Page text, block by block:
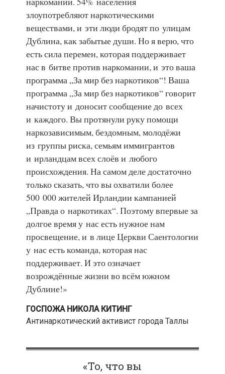
злоупотребляют наркотическими
веществами, и эти люди бродят по улицам
Дублина, как забытые души. Но я верю, что
есть сила перемен, которая поддерживает
нас в битве против наркомании, и это ваша
программа „За мир без наркотиков“! Ваша
программа „За мир без наркотиков“ говорит
начистоту и доносит сообщение до всех
и каждого. Вы протянули руку помощи
наркозависимым, бездомным, молодёжи
из группы риска, семьям иммигрантов
и ирландцам всех слоёв и любого
происхождения. На самом деле достаточно
только сказать, что вы охватили более
500 000 жителей Ирландии кампанией
„Правда о наркотиках“. Поэтому впервые за
долгое время у нас есть нужное нам
просвещение, и в лице Церкви Саентологии
у нас есть команда, которая нас
поддерживает. И это означает
возрождённые жизни во всём южном
Дублине!»
ГОСПОЖА НИКОЛА КИТИНГ
Антинаркотический активист города Таллы
«То, что вы